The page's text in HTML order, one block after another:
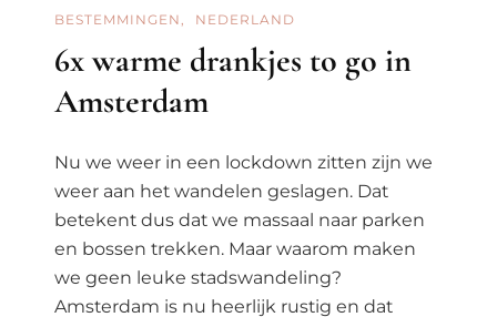
BESTEMMINGEN NEDERLAND
6x warme drankjes to go in
Amsterdam
Nu we weer in een lockdown zitten zijn we
weer aan het wandelen geslagen. Dat
betekent dus dat we massaal naar parken
en bossen trekken. Maar waarom maken
we geen leuke stadswandeling?
Amsterdam is nu heerlijk rustig en dat